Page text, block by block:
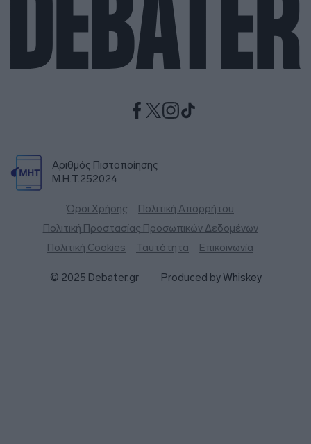
Αριθμός Πιστοποίησης
Μ.Η.Τ.252024
Όροι Χρήσης
Πολιτική Απορρήτου
Πολιτική Προστασίας Προσωπικών Δεδομένων
Πολιτική Cookies
Ταυτότητα Επικοινωνία
© 2025 Debater.gr Produced byWhiskey